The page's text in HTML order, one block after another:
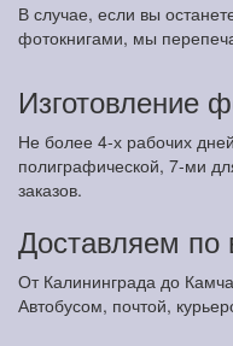
В случае, если вы
фотокнигами, мы
Изготовление
Не более 4-х рабочих
полиграфической, 7-ми
заказов.
Доставляем по
От Калининграда до
Автобусом, почтой,